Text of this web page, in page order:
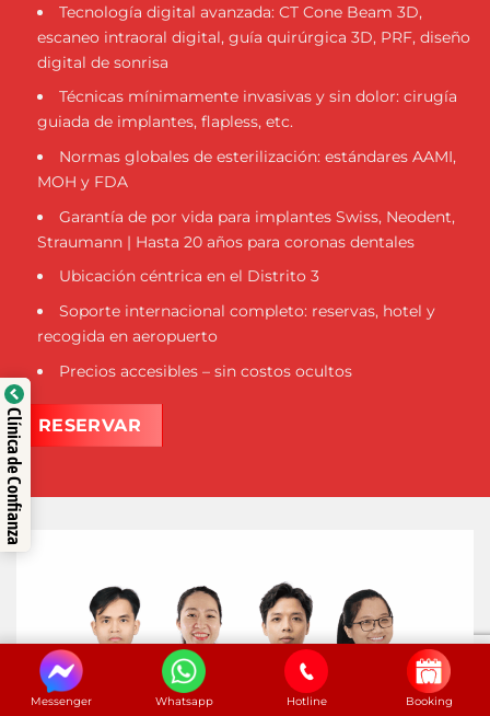
Tecnología digital avanzada: CT Cone Beam 3D,
escaneo intraoral digital, guía quirúrgica 3D, PRF, diseño
digital de sonrisa
Técnicas mínimamente invasivas y sin dolor: cirugía
guiada de implantes, flapless, etc.
Normas globales de esterilización: estándares AAMI,
MOH y FDA
Garantía de por vida para implantes Swiss, Neodent,
Straumann | Hasta 20 años para coronas dentales
Ubicación céntrica en el Distrito 3
Soporte internacional completo: reservas, hotel y
recogida en aeropuerto
Precios accesibles – sin costos ocultos
RESERVAR
Messenger Whatsapp Hotline Booking
Clínica de Confianza